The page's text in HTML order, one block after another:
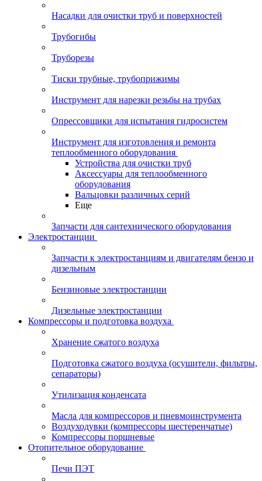
Насадки для очистки труб и поверхностей
Трубогибы
Труборезы
Тиски трубные, трубоприжимы
Инструмент для нарезки резьбы на трубах
Опрессовщики для испытания гидросистем
Инструмент для изготовления и ремонта
теплообменного оборудования
Устройства для очистки труб
Аксессуары для теплообменного
оборудования
Вальцовки различных серий
Еще
Запчасти для сантехнического оборудования
Электростанции
Запчасти к электростанциям и двигателям бензо и
дизельным
Бензиновые электростанции
Дизельные электростанции
Компрессоры и подготовка воздуха
Хранение сжатого воздуха
Подготовка сжатого воздуха (осушители, фильтры,
сепараторы)
Утилизация конденсата
Масла для компрессоров и пневмоинструмента
Воздуходувки (компрессоры шестеренчатые)
Компрессоры поршневые
Отопительное оборудование
Печи ПЭТ